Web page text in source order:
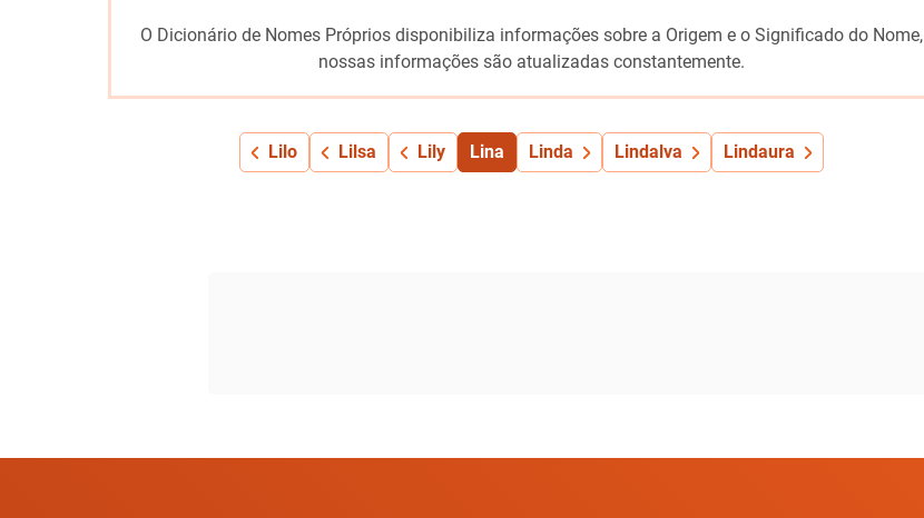
O Dicionário de Nomes Próprios disponibiliza informações sobre a Origem e o Significado do Nome,
nossas informações são atualizadas constantemente.
Lilo Lilsa Lily Lina Linda Lindalva Lindaura